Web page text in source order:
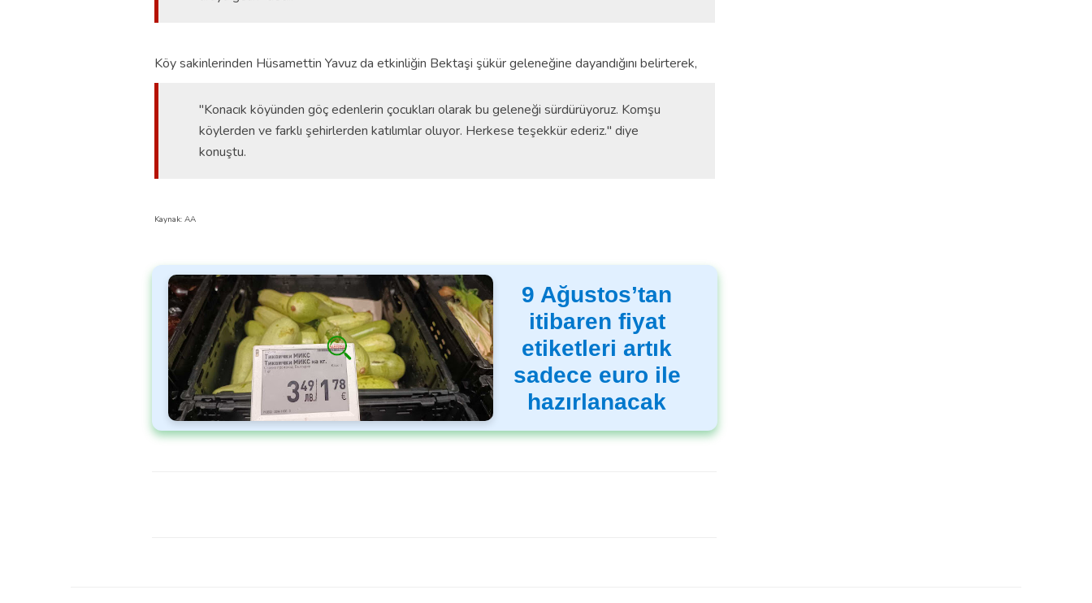
Köy sakinlerinden Hüsamettin Yavuz da etkinliğin Bektaşi şükür geleneğine dayandığını belirterek,
"Konacık köyünden göç edenlerin çocukları olarak bu geleneği sürdürüyoruz. Komşu
köylerden ve farklı şehirlerden katılımlar oluyor. Herkese teşekkür ederiz." diye
konuştu.
Kaynak: AA
9 Ağustos’tan
itibaren fiyat
etiketleri artık
sadece euro ile
hazırlanacak